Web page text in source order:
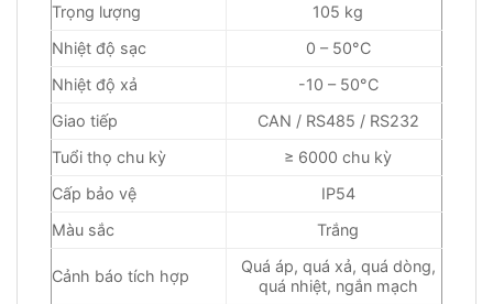
Trọng lượng
105 kg
Nhiệt độ sạc
0 – 50°C
Nhiệt độ xả
-10 – 50°C
Giao tiếp
CAN / RS485 / RS232
Tuổi thọ chu kỳ
≥ 6000 chu kỳ
Cấp bảo vệ
IP54
Màu sắc
Trắng
Cảnh báo tích hợp
Quá áp, quá xả, quá dòng,
quá nhiệt, ngắn mạch